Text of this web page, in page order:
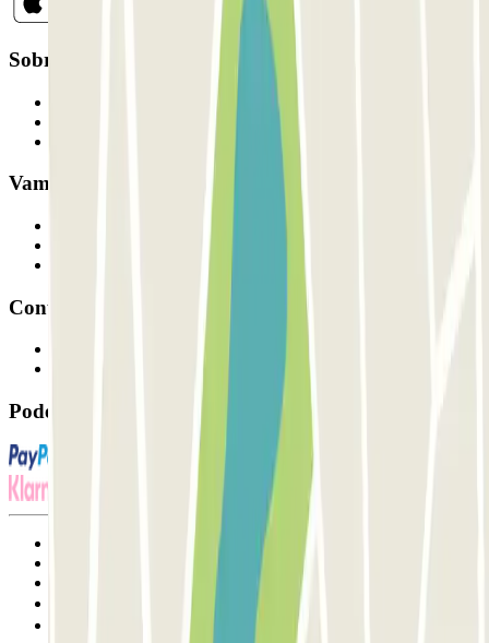
Sobre a Parclick
Os nossos parques de estacionamento
Vamos colaborar?
Fornecedor de estacionamento
Contacto
Pode utilizar estes métodos de pagamento:
Termos de utilização e contratação
Condições de cancelamento
Política de privacidade